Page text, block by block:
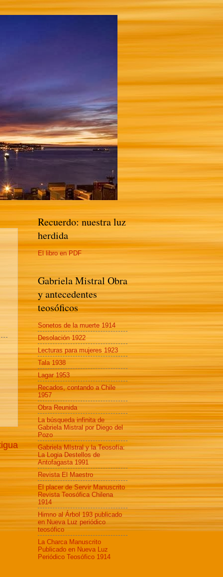
Recuerdo: nuestra luz
herdida
El libro en PDF
Gabriela Mistral Obra
y antecedentes
teosóficos
Sonetos de la muerte 1914
Desolación 1922
Lecturas para mujeres 1923
Tala 1938
Lagar 1953
Recados, contando a Chile
1957
Obra Reunida
La búsqueda infinita de
Gabriela Mistral por Diego del
Pozo
Gabriela MIstral y la Teosofía:
La Logia Destellos de
Antofagasta 1991
Revista El Maestro
El placer de Servir Manuscrito
Revista Teosófica Chilena
1914
Himno al Árbol 193 publicado
en Nueva Luz periódico
teosófico
La Charca Manuscrito
Publicado en Nueva Luz
Periódico Teosófico 1914